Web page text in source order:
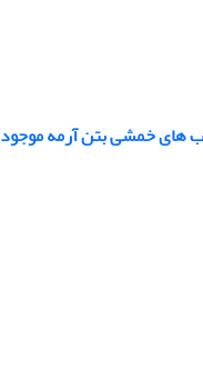
های خمشی بتن آرمه موجود